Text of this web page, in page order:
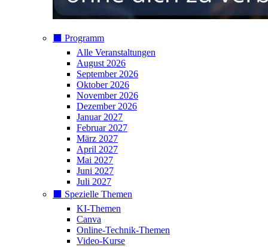
⬛️ Programm
Alle Veranstaltungen
August 2026
September 2026
Oktober 2026
November 2026
Dezember 2026
Januar 2027
Februar 2027
März 2027
April 2027
Mai 2027
Juni 2027
Juli 2027
⬛️ Spezielle Themen
KI-Themen
Canva
Online-Technik-Themen
Video-Kurse